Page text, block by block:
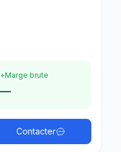
+Marge brute
—
Contacter